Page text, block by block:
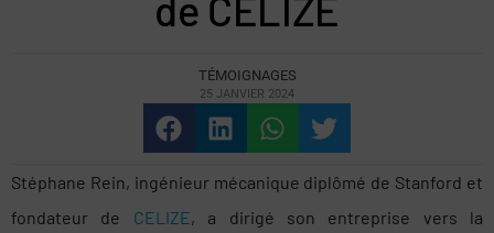
de CELIZE
TÉMOIGNAGES
25 JANVIER 2024
Stéphane Rein, ingénieur mécanique diplômé de Stanford et
fondateur de CELIZE, a dirigé son entreprise vers la